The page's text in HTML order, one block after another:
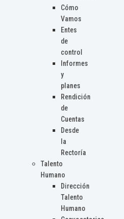
Cómo
Vamos
Entes
de
control
Informes
y
planes
Rendición
de
Cuentas
Desde
la
Rectoría
Talento
Humano
Dirección
Talento
Humano